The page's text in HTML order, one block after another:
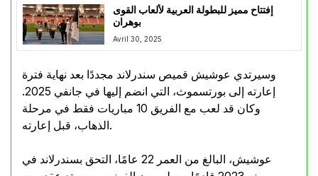
إفتتاح مميز للبطولة العربية لألعاب القوى
بوهران
Avril 30, 2025
وسيرتدي عوشيش قميص سندرلاند مجددًا بعد نهاية فترة
إعارته إلى بورتسموث، التي انضم إليها في جانفي 2025.
وكان قد لعب مع الفريق 10 مباريات فقط في مرحلة
الذهاب، قبل إعارته.
عوشيش، البالغ من العمر 22 عامًا، التحق بسندرلاند في